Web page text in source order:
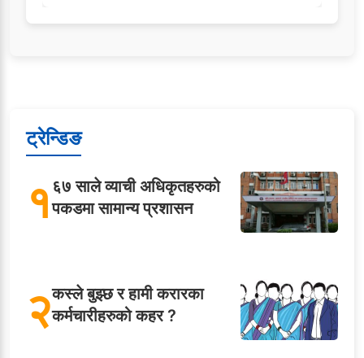
ट्रेन्डिङ
१६७ साले व्याची अधिकृतहरुको
पकडमा सामान्य प्रशासन
२कस्ले बुझ्छ र हामी करारका
कर्मचारीहरुको कहर ?